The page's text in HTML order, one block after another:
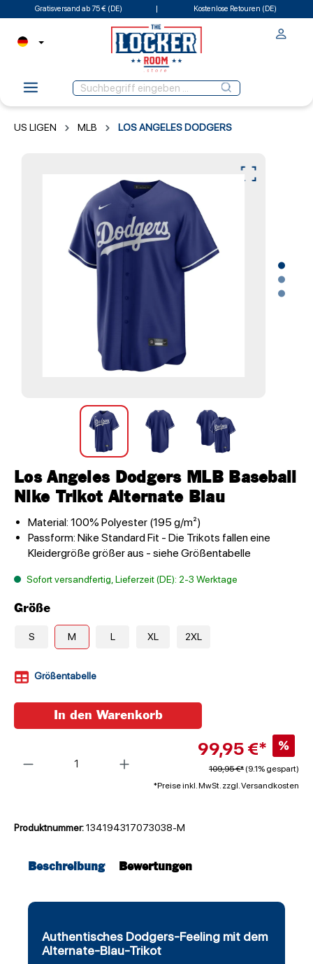
Gratisversand ab 75 € (DE) Kostenlose Retouren (DE)
US LIGEN MLB LOS ANGELES DODGERS
Los Angeles Dodgers MLB Baseball
Nike Trikot Alternate Blau
Material: 100% Polyester (195 g/m²)
Passform: Nike Standard Fit - Die Trikots fallen eine
Kleidergröße größer aus - siehe Größentabelle
Sofort versandfertig, Lieferzeit (DE): 2-3 Werktage
Größe
S M L XL 2XL
Größentabelle
99,95 €* %
109,95 €* (9.1% gespart)
*Preise inkl. MwSt. zzgl. Versandkosten
In den Warenkorb
Produktnummer:134194317073038-M
Beschreibung Bewertungen
Authentisches Dodgers-Feeling mit dem
Alternate-Blau-Trikot